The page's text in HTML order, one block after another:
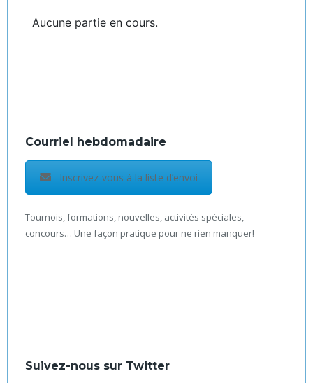
Aucune partie en cours.
Courriel hebdomadaire
Inscrivez-vous à la liste d’envoi
Tournois, formations, nouvelles, activités spéciales,
concours… Une façon pratique pour ne rien manquer!
Suivez-nous sur Twitter